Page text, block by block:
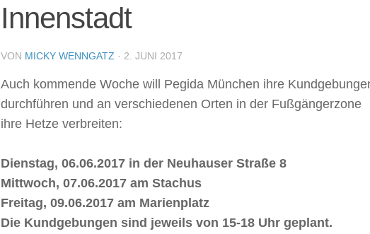
Innenstadt
VON MICKY WENNGATZ · 2. JUNI 2017
Auch kommende Woche will Pegida München ihre
durchführen und an verschiedenen Orten in der Fußgängerzone
ihre Hetze verbreiten:
Dienstag, 06.06.2017 in der Neuhauser Straße 8
Mittwoch, 07.06.2017 am Stachus
Freitag, 09.06.2017 am Marienplatz
Die Kundgebungen sind jeweils von 15-18 Uhr geplant.